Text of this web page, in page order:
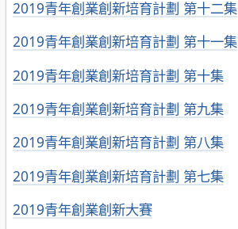
2019青年創業創新培育計劃 第十二集
2019青年創業創新培育計劃 第十一集
2019青年創業創新培育計劃 第十集
2019青年創業創新培育計劃 第九集
2019青年創業創新培育計劃 第八集
2019青年創業創新培育計劃 第七集
2019青年創業創新大賽